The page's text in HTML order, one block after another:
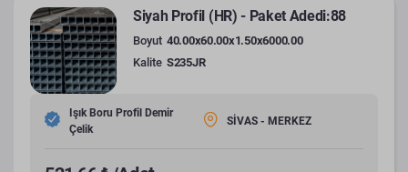
Siyah Profil (HR) - Paket Adedi:88
Boyut 40.00x60.00x1.50x6000.00
Kalite S235JR
Işık Boru Profil Demir
Çelik
SİVAS - MERKEZ